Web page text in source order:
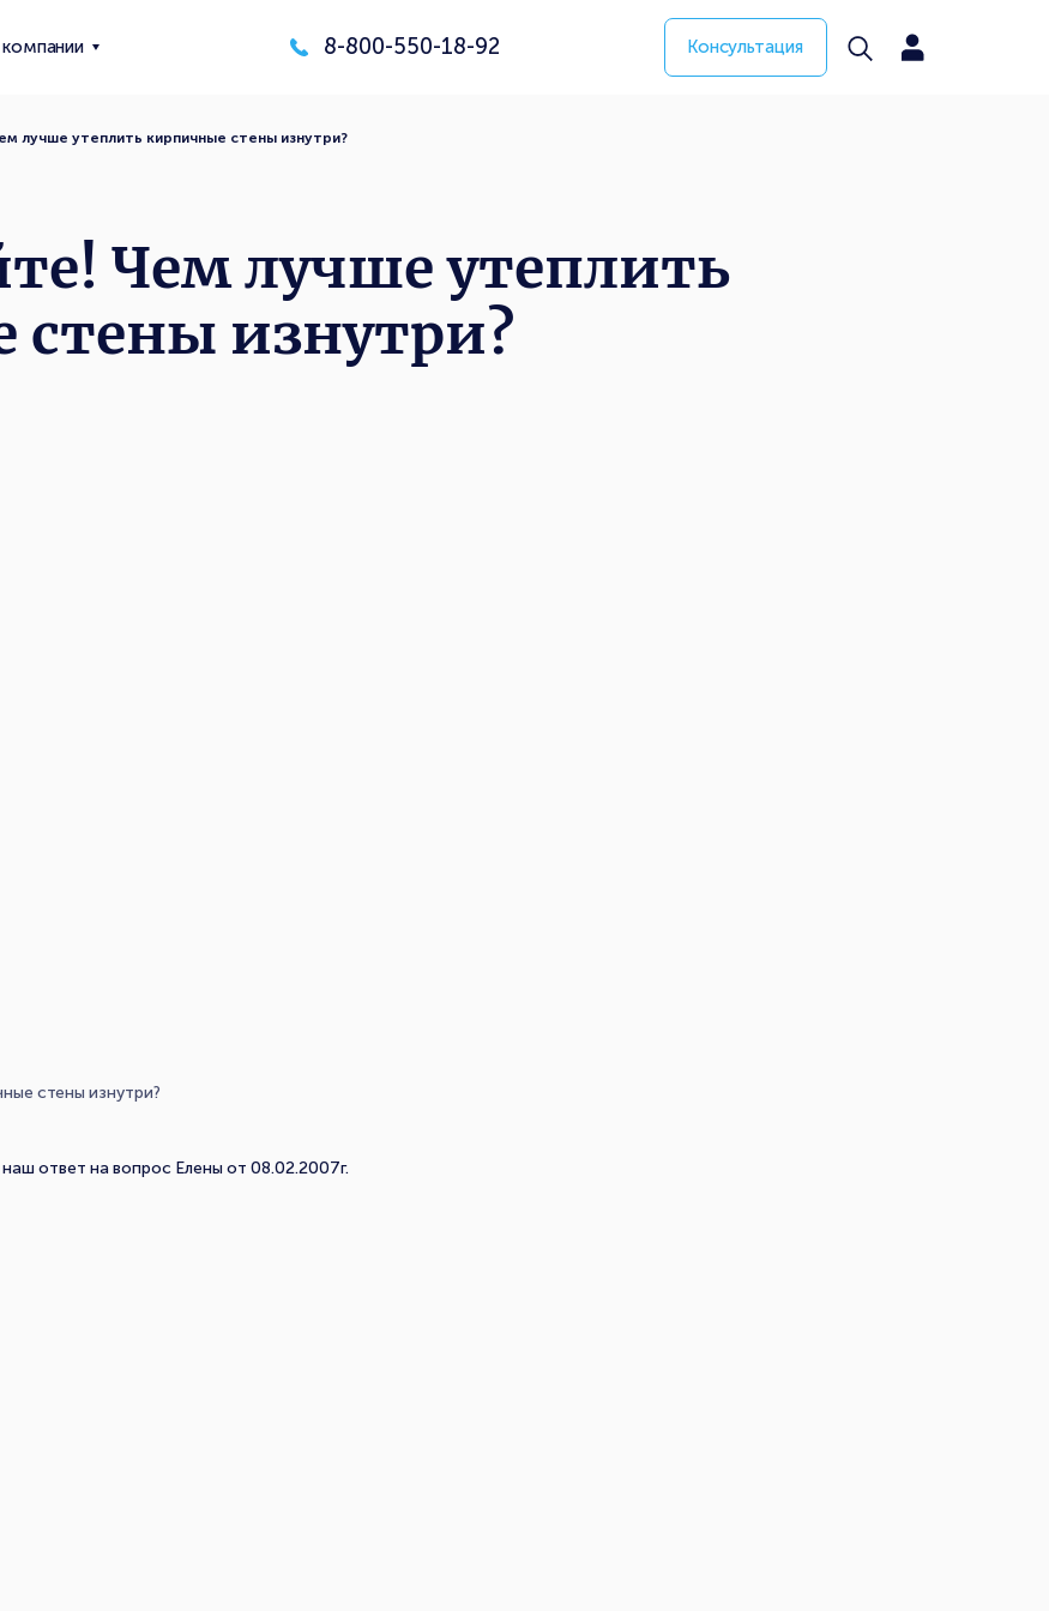
8-800-550-18-92 Консультация
лучше утеплить кирпичные стены изнутри?
Чем лучше утеплить
изнутри?
стены изнутри?
ответ на вопрос Елены от 08.02.2007г.